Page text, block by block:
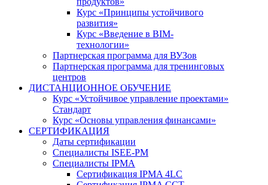
Курс «Принципы устойчивого
развития»
Курс «Введение в BIM-
технологии»
Партнерская программа для ВУЗов
Партнерская программа для тренинговых
центров
ДИСТАНЦИОННОЕ ОБУЧЕНИЕ
Курс «Устойчивое управление проектами»
Стандарт
Курс «Основы управления финансами»
СЕРТИФИКАЦИЯ
Даты сертификации
Специалисты ISEE-PM
Специалисты IPMA
Сертификация IPMA 4LC